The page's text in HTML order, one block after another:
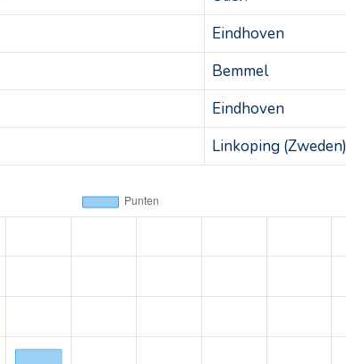
Eindhoven
Bemmel
Eindhoven
Linkoping (Zweden)